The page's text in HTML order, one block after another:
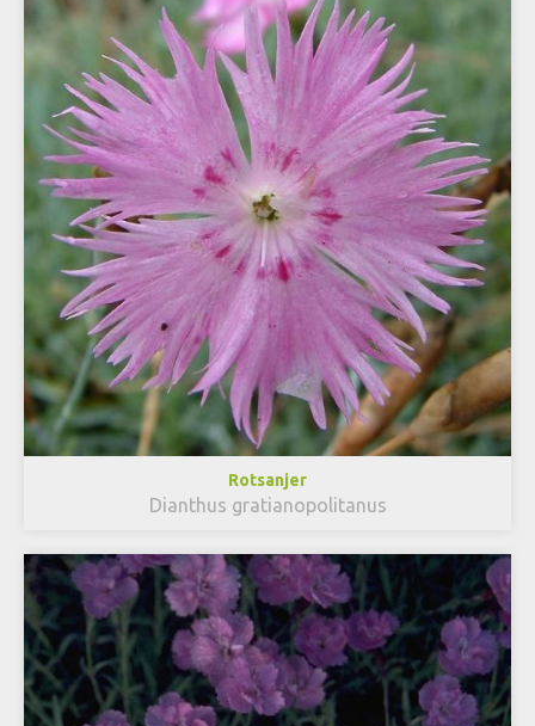
Rotsanjer
Dianthus gratianopolitanus